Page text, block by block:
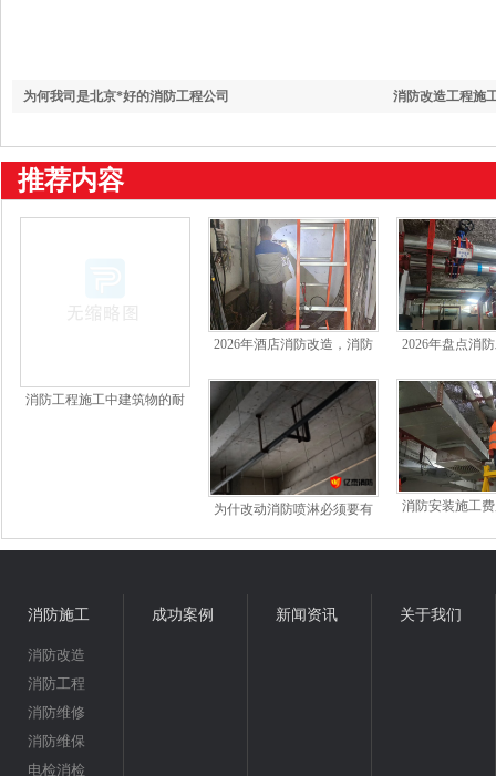
消防改造工程施
为何我司是北京*好的消防工程公司
推荐内容
消防工程施工中建筑物的耐
2026年酒店消防改造，消防
2026年盘点消
为什改动消防喷淋必须要有
消防安装施工
消防施工
消防改造
消防工程
消防维修
消防维保
电检消检
成功案例 新闻资讯 关于我们